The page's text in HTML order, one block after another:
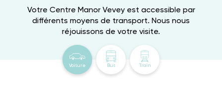
Votre Centre Manor Vevey est accessible par
différents moyens de transport. Nous nous
réjouissons de votre visite.
Voiture Bus Train